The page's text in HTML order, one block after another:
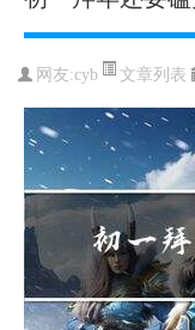
网友:cyb 文章列表